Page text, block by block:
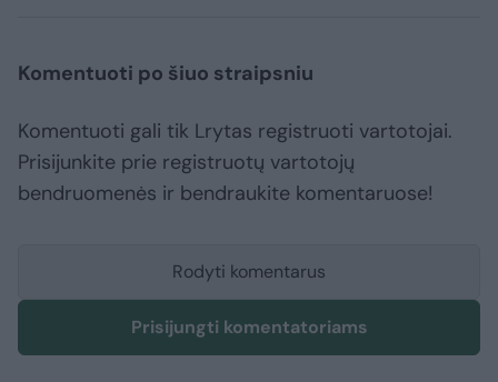
Komentuoti po šiuo straipsniu
Komentuoti gali tik Lrytas registruoti vartotojai.
Prisijunkite prie registruotų vartotojų
bendruomenės ir bendraukite komentaruose!
Rodyti komentarus
Prisijungti komentatoriams